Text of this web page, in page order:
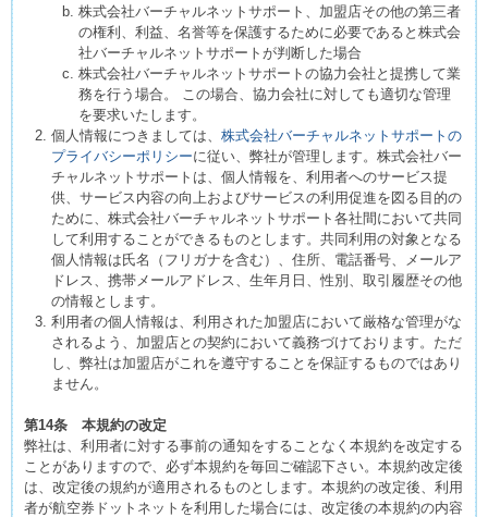
株式会社バーチャルネットサポート、加盟店その他の第三者
の権利、利益、名誉等を保護するために必要であると株式会
社バーチャルネットサポートが判断した場合
株式会社バーチャルネットサポートの協力会社と提携して業
務を行う場合。 この場合、協力会社に対しても適切な管理
を要求いたします。
個人情報につきましては、 株式会社バーチャルネットサポートの
プライバシーポリシーに従い、弊社が管理します。株式会社バー
チャルネットサポートは、個人情報を、利用者へのサービス提
供、サービス内容の向上およびサービスの利用促進を図る目的の
ために、株式会社バーチャルネットサポート各社間において共同
して利用することができるものとします。共同利用の対象となる
個人情報は氏名（フリガナを含む）、住所、電話番号、メールア
ドレス、携帯メールアドレス、生年月日、性別、取引履歴その他
の情報とします。
利用者の個人情報は、利用された加盟店において厳格な管理がな
されるよう、加盟店との契約において義務づけております。ただ
し、弊社は加盟店がこれを遵守することを保証するものではあり
ません。
第14条 本規約の改定
弊社は、利用者に対する事前の通知をすることなく本規約を改定する
ことがありますので、必ず本規約を毎回ご確認下さい。本規約改定後
は、改定後の規約が適用されるものとします。本規約の改定後、利用
者が航空券ドットネットを利用した場合には、改定後の本規約の内容